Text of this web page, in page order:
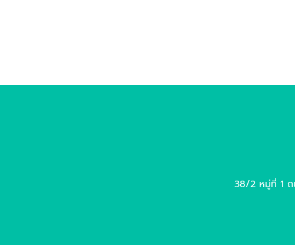
38/2 หมู่ที่ 1 ถ